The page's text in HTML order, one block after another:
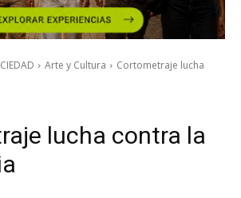
Arte y Cultura
Cortometraje lucha
lucha contra la